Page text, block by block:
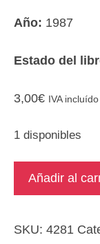
Año: 1987
Estado del
3,00€ IVA incluído
1 disponibles
Equipaje
para
Añadir al
SKU: 4281